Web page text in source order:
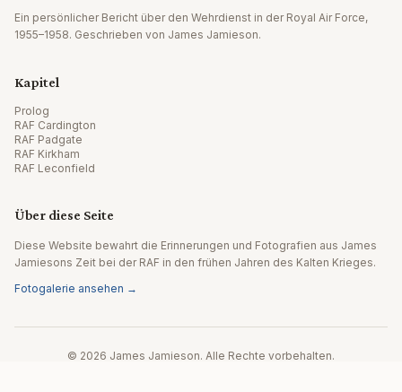
Ein persönlicher Bericht über den Wehrdienst in der Royal Air Force,
1955–1958. Geschrieben von James Jamieson.
Kapitel
Prolog
RAF Cardington
RAF Padgate
RAF Kirkham
RAF Leconfield
Über diese Seite
Diese Website bewahrt die Erinnerungen und Fotografien aus James
Jamiesons Zeit bei der RAF in den frühen Jahren des Kalten Krieges.
Fotogalerie ansehen →
© 2026 James Jamieson. Alle Rechte vorbehalten.